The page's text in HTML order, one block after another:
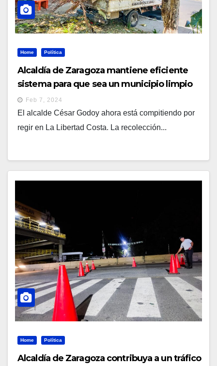
Home Política
Alcaldía de Zaragoza mantiene eficiente
sistema para que sea un municipio limpio
Feb 7, 2024
El alcalde César Godoy ahora está compitiendo por
regir en La Libertad Costa. La recolección...
Home Política
Alcaldía de Zaragoza contribuya a un tráfico